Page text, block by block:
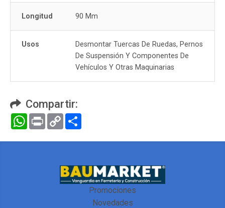
Longitud 90 Mm
Usos
Desmontar Tuercas De Ruedas, Pernos
De Suspensión Y Componentes De
Vehículos Y Otras Maquinarias
Compartir:
WhatsApp
Print Copy
Link
Promociones
Novedades